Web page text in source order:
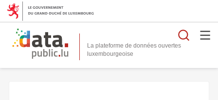
La plateforme de données ouvertes